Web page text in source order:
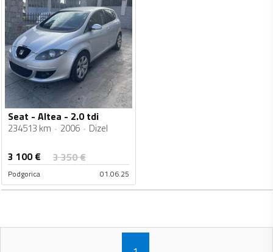
Seat - Altea - 2.0 tdi
234513 km 2006 Dizel
3 100€ 3 350€
Podgorica 01.06.25